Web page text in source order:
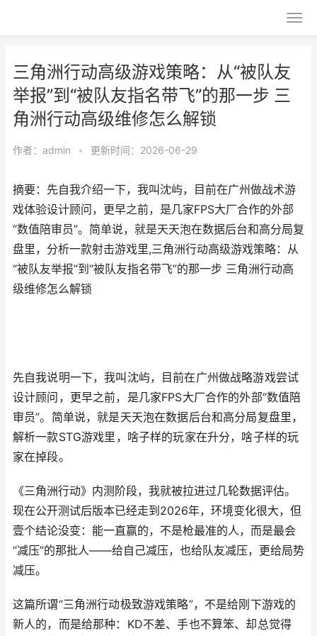
三角洲行动高级游戏策略：从“被队友
举报”到“被队友指名带飞”的那一步 三
角洲行动高级维修怎么解锁
作者： admin • 更新时间：2026-06-29
摘要：先自我介绍一下，我叫沈屿，目前在广州做战术游
戏体验设计顾问，更早之前，是几家FPS大厂合作的外部
“数值陪审员”。简单说，就是天天泡在数据后台和高分局复
盘里，分析一款射击游戏里,三角洲行动高级游戏策略：从
“被队友举报”到“被队友指名带飞”的那一步 三角洲行动高
级维修怎么解锁
先自我说明一下，我叫沈屿，目前在广州做战略游戏尝试
设计顾问，更早之前，是几家FPS大厂合作的外部“数值陪
审员”。简单说，就是天天泡在数据后台和高分局复盘里，
解析一款STG游戏里，啥子样的玩家在升分，啥子样的玩
家在掉段。
《三角洲行动》内测阶段，我就被拉进过几轮数据评估。
现在公开测试后版本已经走到2026年，环境变化很大，但
壹个结论没变：能一直赢的，不是枪最准的人，而是最会
“减压”的那批人——给自己减压，也给队友减压，更给局势
减压。
这篇所谓“三角洲行动极致游戏策略”，不是给刚下游戏的
新人的，而是给那种：KD不差、手也不算笨、却总觉得